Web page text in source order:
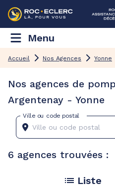
Menu
Accueil Nos Agences Yonne
Nos agences de
Argentenay - Yonne
Ville ou code postal
6 agences trouvées :
Liste